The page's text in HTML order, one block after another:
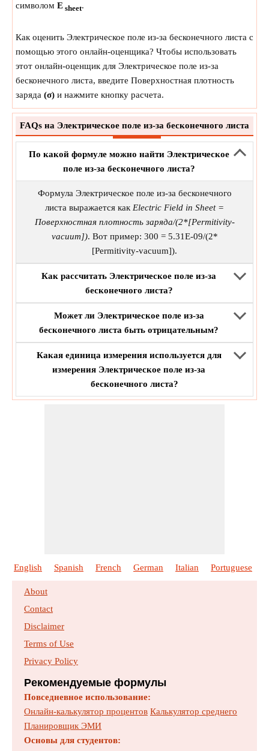
символом E sheet.
Как оценить Электрическое поле из-за бесконечного листа с
помощью этого онлайн-оценщика? Чтобы использовать
этот онлайн-оценщик для Электрическое поле из-за
бесконечного листа, введите Поверхностная плотность
заряда (σ) и нажмите кнопку расчета.
FAQs на Электрическое поле из-за бесконечного листа
По какой формуле можно найти Электрическое
поле из-за бесконечного листа?
Формула Электрическое поле из-за бесконечного
листа выражается как Electric Field in Sheet =
Поверхностная плотность заряда/(2*[Permitivity-
vacuum]). Вот пример: 300 = 5.31E-09/(2*
[Permitivity-vacuum]).
Как рассчитать Электрическое поле из-за
бесконечного листа?
Может ли Электрическое поле из-за
бесконечного листа быть отрицательным?
Какая единица измерения используется для
измерения Электрическое поле из-за
бесконечного листа?
English Spanish French German Italian Portuguese
About
Contact
Disclaimer
Terms of Use
Privacy Policy
Рекомендуемые формулы
Повседневное использование:
Онлайн-калькулятор процентов Калькулятор среднего
Планировщик ЭМИ
Основы для студентов: